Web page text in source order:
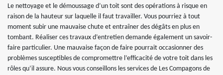
Le nettoyage et le démoussage d’un toit sont des opérations à risque en
raison de la hauteur sur laquelle il faut travailler. Vous pourriez à tout
moment subir une mauvaise chute et entraîner des dégâts en plus en
tombant. Réaliser ces travaux d’entretien demande également un savoir-
faire particulier. Une mauvaise façon de faire pourrait occasionner des
problèmes susceptibles de compromettre l’efficacité de votre toit dans les
rôles qu’il assure. Nous vous conseillons les services de Les Compagons de